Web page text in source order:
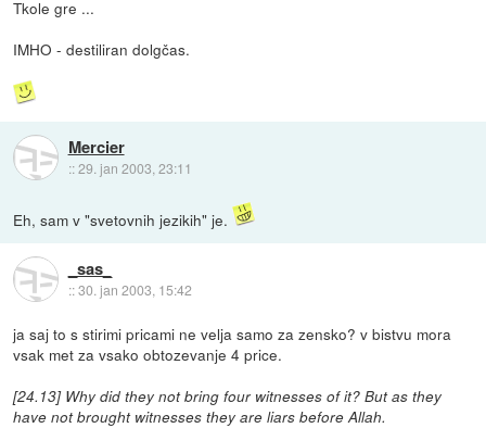
Tkole gre ...
IMHO - destiliran dolgčas.
Mercier
::29. jan 2003, 23:11
Eh, sam v "svetovnih jezikih" je.
_sas_
::30. jan 2003, 15:42
ja saj to s stirimi pricami ne velja samo za zensko? v bistvu mora
vsak met za vsako obtozevanje 4 price.
[24.13] Why did they not bring four witnesses of it? But as they
have not brought witnesses they are liars before Allah.